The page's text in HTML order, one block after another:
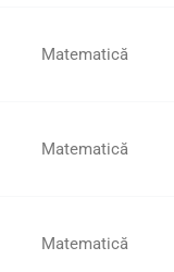
Matematică
Matematică
Matematică